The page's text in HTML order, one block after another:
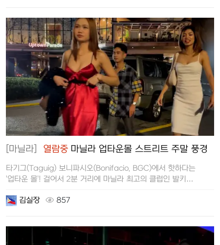
[마닐라] 열람중 마닐라 업타운몰 스트리트 주말 풍경
타기그(Taguig) 보니파시오(Bonifacio, BGC)에서 핫하다는
'업타운 몰'! 걸어서 2분 거리에 마닐라 최고의 클럽인 발키…
김실장 857